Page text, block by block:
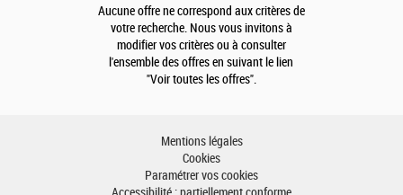
Aucune offre ne correspond aux critères de
votre recherche. Nous vous invitons à
modifier vos critères ou à consulter
l'ensemble des offres en suivant le lien
"Voir toutes les offres".
Mentions légales
Cookies
Paramétrer vos cookies